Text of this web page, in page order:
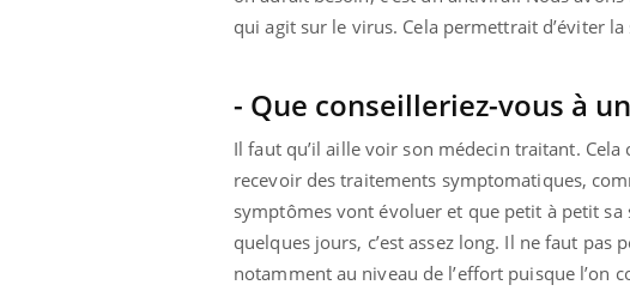
qui agit sur le virus. Cela permettrait d’éviter
- Que conseilleriez-vous à
Il faut qu’il aille voir son médecin traitant.
recevoir des traitements symptomatiques,
symptômes vont évoluer et que petit à petit sa
quelques jours, c’est assez long. Il ne faut pas
notamment au niveau de l’effort puisque l’on